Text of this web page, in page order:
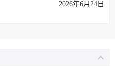
2026年6月24日